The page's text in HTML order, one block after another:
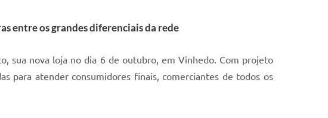
entre os grandes diferenciais da rede
sua nova loja no dia 6 de outubro, em Vinhedo. Com projeto
para atender consumidores finais, comerciantes de todos os